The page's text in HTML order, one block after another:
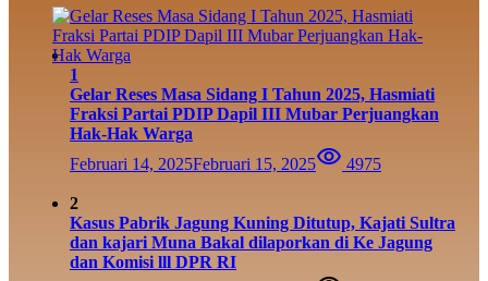
1
Gelar Reses Masa Sidang I Tahun 2025, Hasmiati
Fraksi Partai PDIP Dapil III Mubar Perjuangkan
Hak-Hak Warga
Februari 14, 2025Februari 15, 2025 4975
2
Kasus Pabrik Jagung Kuning Ditutup, Kajati Sultra
dan kajari Muna Bakal dilaporkan di Ke Jagung
dan Komisi lll DPR RI